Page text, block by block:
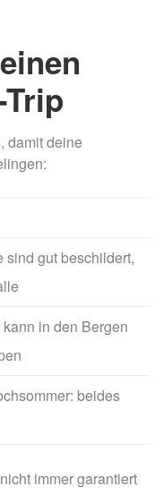
damit deine
sind gut beschildert,
in den Bergen
beides
immer garantiert